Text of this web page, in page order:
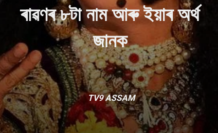
ৰাৱণৰ ৮টা নাম আৰু ইয়াৰ অৰ্থ
জানক
TV9 ASSAM